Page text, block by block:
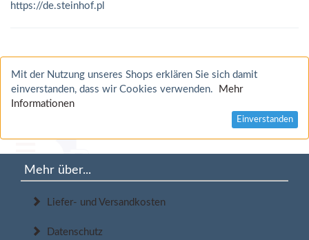
https://de.steinhof.pl
Mit der Nutzung unseres Shops erklären Sie sich damit
einverstanden, dass wir Cookies verwenden.
Mehr
Informationen
Einverstanden
Mehr über...
Liefer- und Versandkosten
Datenschutz